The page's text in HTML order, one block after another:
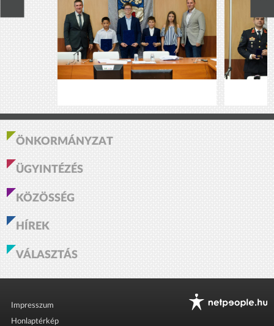
ÖNKORMÁNYZAT
ÜGYINTÉZÉS
KÖZÖSSÉG
HÍREK
VÁLASZTÁS
Impresszum
Honlaptérkép